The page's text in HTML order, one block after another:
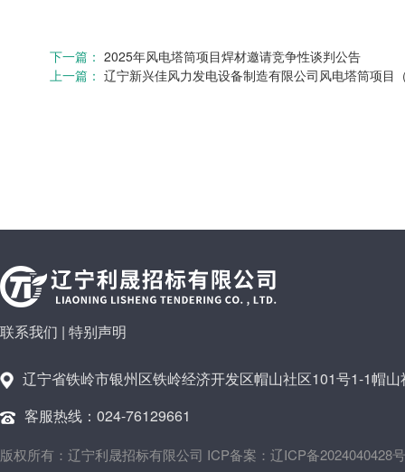
下一篇： 2025年风电塔筒项目焊材邀请竞争性谈判公告
上一篇： 辽宁新兴佳风力发电设备制造有限公司风电塔筒项目
联系我们 | 特别声明
辽宁省铁岭市银州区铁岭经济开发区帽山社区101号1-1帽
客服热线：024-76129661
版权所有：辽宁利晟招标有限公司 ICP备案：辽ICP备2024040428